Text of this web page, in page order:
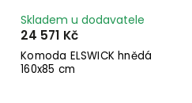
Komoda ELSWICK hnědá
160x85 cm
Skladem u dodavatele
24 571 Kč